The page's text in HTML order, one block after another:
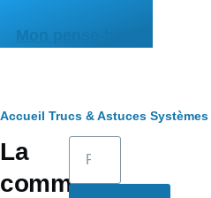
Mon pense-bête
Fil
d'Ariane
Accueil Trucs & Astuces Systèmes
La
comm